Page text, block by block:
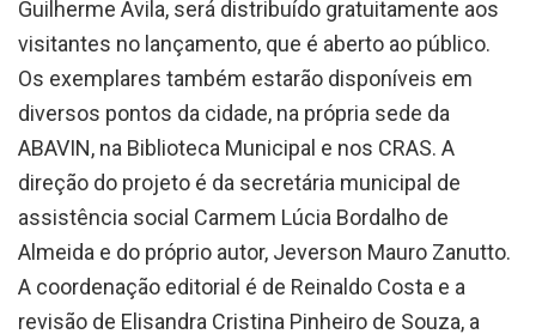
visitantes no lançamento, que é aberto ao público.
Os exemplares também estarão disponíveis em
diversos pontos da cidade, na própria sede da
ABAVIN, na Biblioteca Municipal e nos CRAS. A
direção do projeto é da secretária municipal de
assistência social Carmem Lúcia Bordalho de
Almeida e do próprio autor, Jeverson Mauro Zanutto.
A coordenação editorial é de Reinaldo Costa e a
revisão de Elisandra Cristina Pinheiro de Souza, a
ilustração da capa é de Lucas Antônio Rosa